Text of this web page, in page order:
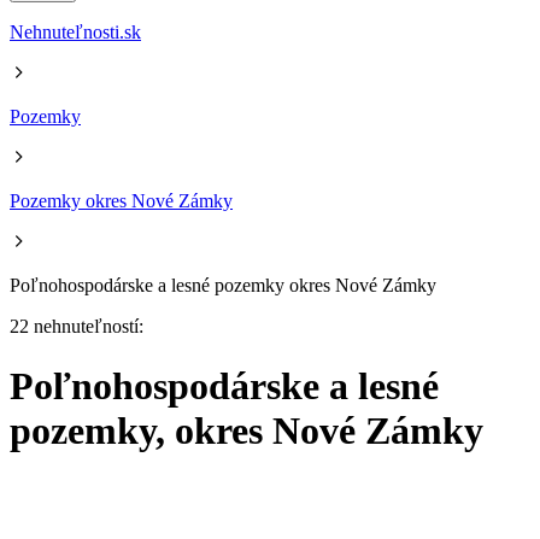
Nehnuteľnosti.sk
Pozemky
Pozemky okres Nové Zámky
Poľnohospodárske a lesné pozemky okres Nové Zámky
22 nehnuteľností:
Poľnohospodárske a lesné
pozemky, okres Nové Zámky